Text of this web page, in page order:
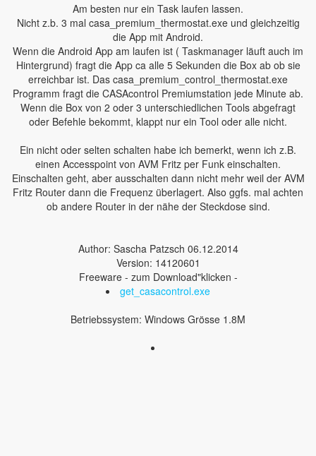
Am besten nur ein Task laufen lassen.
Nicht z.b. 3 mal casa_premium_thermostat.exe und gleichzeitig
die App mit Android.
Wenn die Android App am laufen ist ( Taskmanager läuft auch im
Hintergrund) fragt die App ca alle 5 Sekunden die Box ab ob sie
erreichbar ist. Das casa_premium_control_thermostat.exe
Programm fragt die CASAcontrol Premiumstation jede Minute ab.
Wenn die Box von 2 oder 3 unterschiedlichen Tools abgefragt
oder Befehle bekommt, klappt nur ein Tool oder alle nicht.
Ein nicht oder selten schalten habe ich bemerkt, wenn ich z.B.
einen Accesspoint von AVM Fritz per Funk einschalten.
Einschalten geht, aber ausschalten dann nicht mehr weil der AVM
Fritz Router dann die Frequenz überlagert. Also ggfs. mal achten
ob andere Router in der nähe der Steckdose sind.
Author: Sascha Patzsch 06.12.2014
Version: 14120601
Freeware - zum Download"klicken -
get_casacontrol.exe
Betriebssystem: Windows Grösse 1.8M